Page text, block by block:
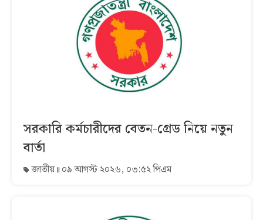
সরকারি কর্মচারীদের বেতন-গ্রেড নিয়ে নতুন
বার্তা
জাতীয় ০৯ আগস্ট ২০২৬, ০৩:৫২ পিএম